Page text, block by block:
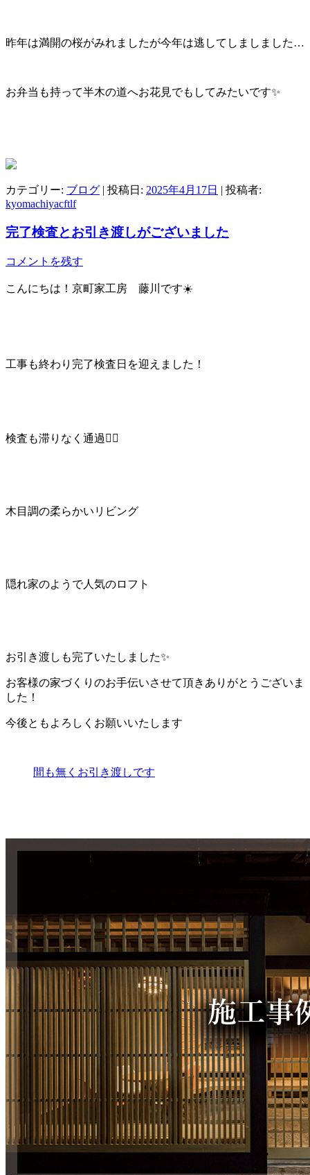
昨年は満開の桜がみれましたが今年は逃してしましました…
お弁当も持って半木の道へお花見でもしてみたいです✨
カテゴリー: ブログ | 投稿日: 2025年4月17日 | 投稿者:
kyomachiyacftlf
完了検査とお引き渡しがございました
コメントを残す
こんにちは！京町家工房 藤川です☀️
工事も終わり完了検査日を迎えました！
検査も滞りなく通過🙆‍♀️
木目調の柔らかいリビング
隠れ家のようで人気のロフト
お引き渡しも完了いたしました✨
お客様の家づくりのお手伝いさせて頂きありがとうございま
した！
今後ともよろしくお願いいたします
間も無くお引き渡しです